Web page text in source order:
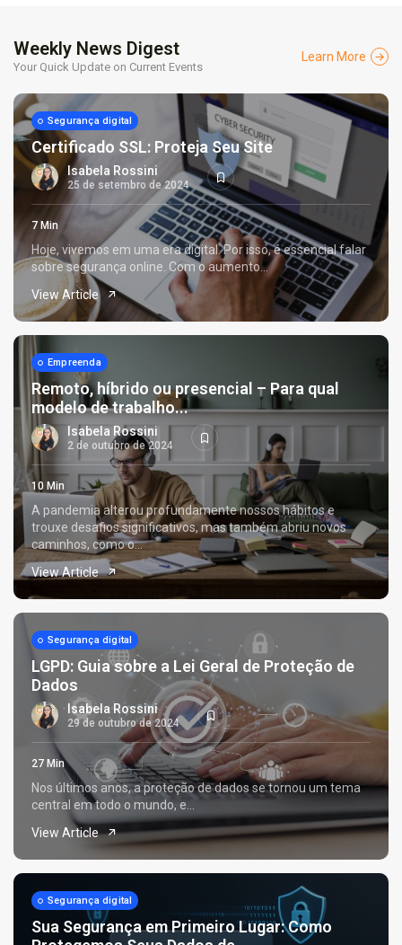
Weekly News Digest
Your Quick Update on Current Events
Learn More
Segurança digital
Certificado SSL: Proteja Seu Site
Isabela Rossini
25 de setembro de 2024
7 Min
Hoje, vivemos em uma era digital. Por isso, é essencial falar
sobre segurança online. Com o aumento...
View Article
Empreenda
Remoto, híbrido ou presencial – Para qual
modelo de trabalho...
Isabela Rossini
2 de outubro de 2024
10 Min
A pandemia alterou profundamente nossos hábitos e
trouxe desafios significativos, mas também abriu novos
caminhos, como o...
View Article
Segurança digital
LGPD: Guia sobre a Lei Geral de Proteção de
Dados
Isabela Rossini
29 de outubro de 2024
27 Min
Nos últimos anos, a proteção de dados se tornou um tema
central em todo o mundo, e...
View Article
Segurança digital
Sua Segurança em Primeiro Lugar: Como